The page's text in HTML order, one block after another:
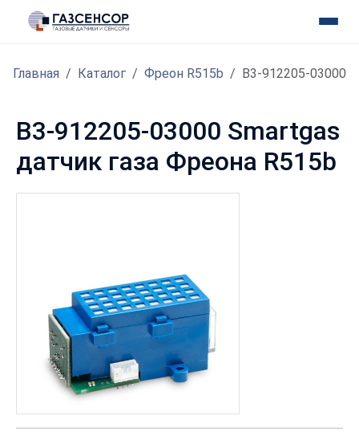
Главная Каталог Фреон R515b B3-912205-03000
B3-912205-03000 Smartgas
датчик газа Фреона R515b